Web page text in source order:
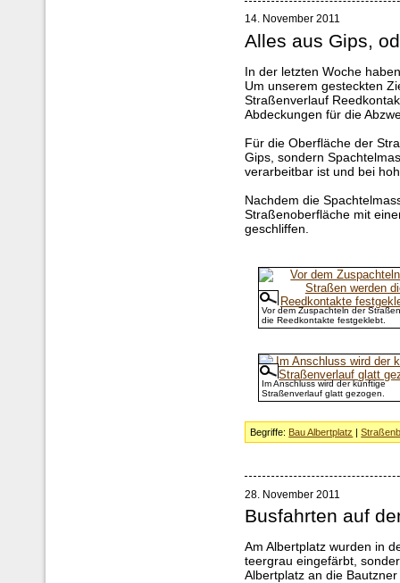
14. November 2011
Alles aus Gips,
In der letzten Woche
Um unserem gesteckten
Straßenverlauf
Abdeckungen für die
Für die Oberfläche der
Gips, sondern
verarbeitbar ist und bei
Nachdem die
Straßenoberfläche mit
geschliffen.
Vor dem Zuspachteln der
die Reedkontakte festgeklebt.
Im Anschluss wird der künftige
Straßenverlauf glatt gezogen.
Begriffe: Bau Albertplatz |
28. November 2011
Busfahrten auf
Am Albertplatz wurden in
teergrau eingefärbt,
Albertplatz an die